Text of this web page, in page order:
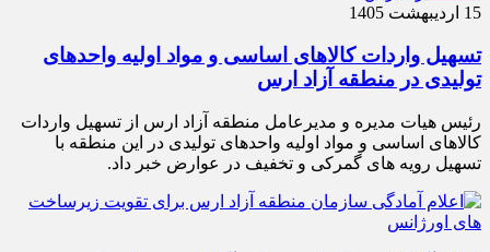
15 اردیبهشت 1405
تسهیل واردات کالاهای اساسی و مواد اولیه واحدهای
تولیدی در منطقه آزاد ارس
رئیس هیات مدیره و مدیرعامل منطقه آزاد ارس از تسهیل واردات
کالاهای اساسی و مواد اولیه واحدهای تولیدی در این منطقه با
تسهیل رویه های گمرکی و تخفیف در عوارض خبر داد.